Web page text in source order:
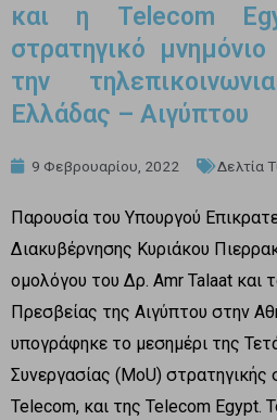
και η Telecom
στρατηγικό
την
Ελλάδας – Αιγύπτου
9 Φεβρουαρίου, 2022 Δελτία
Παρουσία του Υπουργού
Διακυβέρνησης Κυριάκου
ομολόγου του Δρ. Amr Talaat και
Πρεσβείας της Αιγύπτου στην
υπογράφηκε το μεσημέρι της
Συνεργασίας (MoU) στρατηγικής
Telecom, και της Telecom Egypt.